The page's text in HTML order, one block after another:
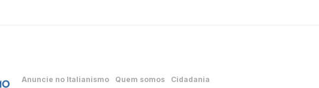
Anuncie no Italianismo Quem somos
Cidadania